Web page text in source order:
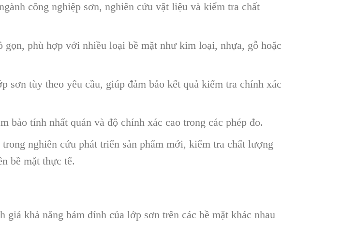
công nghiệp sơn, nghiên cứu vật liệu và kiểm tra chất
phù hợp với nhiều loại bề mặt như kim loại, nhựa, gỗ hoặc
sơn tùy theo yêu cầu, giúp đảm bảo kết quả kiểm tra chính xác
bảo tính nhất quán và độ chính xác cao trong các phép đo.
nghiên cứu phát triển sản phẩm mới, kiểm tra chất lượng
bề mặt thực tế.
giá khả năng bám dính của lớp sơn trên các bề mặt khác nhau